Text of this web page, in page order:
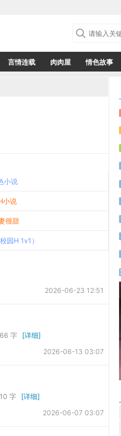
言情连载 肉肉屋 情色故事
小说
小说
很甜
园H 1v1）
2026-06-23 12:51
字
[详细]
2026-06-13 03:07
字
[详细]
2026-06-07 03:07